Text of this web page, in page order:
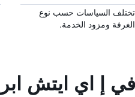
تختلف السياسات حسب نوع
الغرفة ومزود الخدمة.
في إ اي ايتش